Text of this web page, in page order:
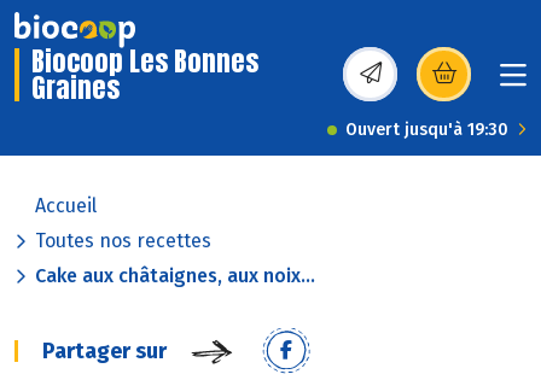
Biocoop Les Bonnes
Graines (s’ouvre dans une
Ouvert jusqu'à 19:30
Accueil
Toutes nos recettes
Cake aux châtaignes, aux noix...
Partager sur